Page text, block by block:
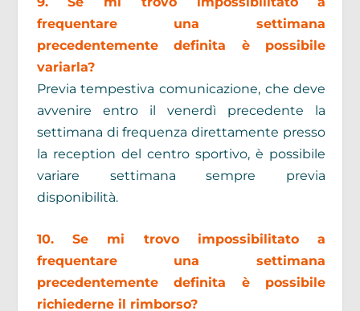
frequentare una settimana
precedentemente definita è possibile
variarla?
Previa tempestiva comunicazione, che deve
avvenire entro il venerdì precedente la
settimana di frequenza direttamente presso
la reception del centro sportivo, è possibile
variare settimana sempre previa
disponibilità.
10. Se mi trovo impossibilitato a
frequentare una settimana
precedentemente definita è possibile
richiederne il rimborso?